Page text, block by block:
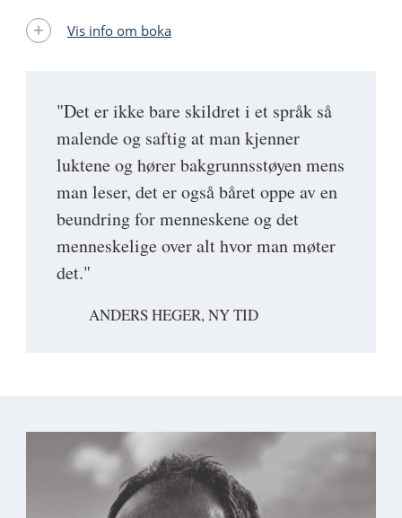
"Det er ikke bare skildret i et språk så
malende og saftig at man kjenner
luktene og hører bakgrunnsstøyen mens
man leser, det er også båret oppe av en
beundring for menneskene og det
menneskelige over alt hvor man møter
det."
ANDERS HEGER, NY TID
Vis info om boka